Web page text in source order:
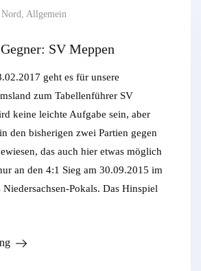
Allgemein
SV Meppen
geht es für unsere
zum Tabellenführer SV
keine leichte Aufgabe sein, aber
den bisherigen zwei Partien gegen
das auch hier etwas möglich
an den 4:1 Sieg am 30.09.2015 im
Pokals. Das Hinspiel